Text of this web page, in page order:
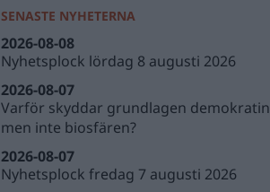
SENASTE NYHETERNA
Nyhetsplock lördag 8 augusti 2026
2026-08-08
Varför skyddar grundlagen demokratin
men inte biosfären?
2026-08-07
Nyhetsplock fredag 7 augusti 2026
2026-08-07